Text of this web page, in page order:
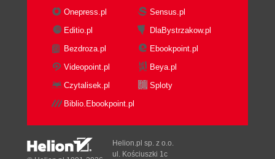
Onepress.pl
Sensus.pl
Editio.pl
DlaBystrzakow.pl
Bezdroza.pl
Ebookpoint.pl
Videopoint.pl
Beya.pl
Czytalisek.pl
Sploty
Biblio.Ebookpoint.pl
Helion.pl sp. z o.o.
ul. Kościuszki 1c